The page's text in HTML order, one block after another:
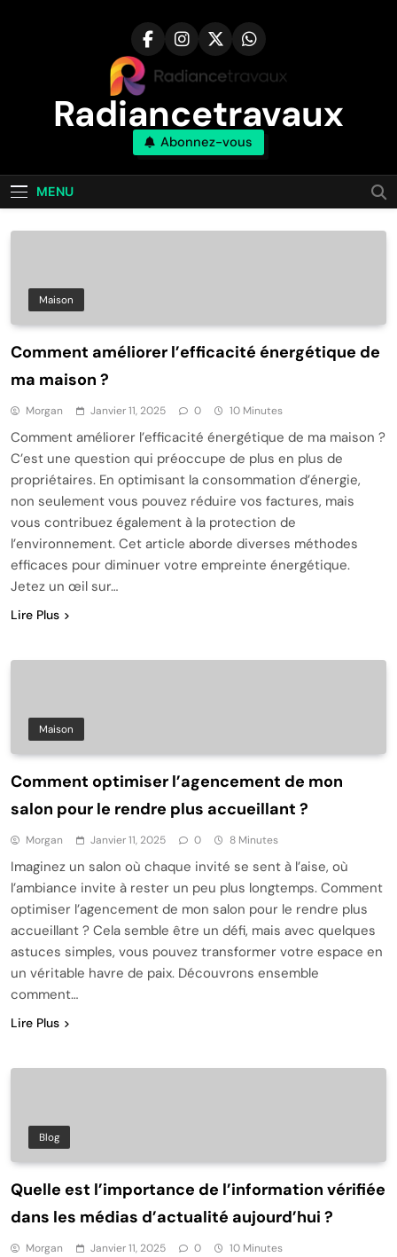
Radiancetravaux
Transformez Votre Maison Naturellement
Abonnez-vous
MENU
Maison
Comment améliorer l’efficacité énergétique de
ma maison ?
Morgan Janvier 11, 2025 0 10 Minutes
Comment améliorer l’efficacité énergétique de ma maison ?
C’est une question qui préoccupe de plus en plus de
propriétaires. En optimisant la consommation d’énergie,
non seulement vous pouvez réduire vos factures, mais
vous contribuez également à la protection de
l’environnement. Cet article aborde diverses méthodes
efficaces pour diminuer votre empreinte énergétique.
Jetez un œil sur…
Lire Plus
Maison
Comment optimiser l’agencement de mon
salon pour le rendre plus accueillant ?
Morgan Janvier 11, 2025 0 8 Minutes
Imaginez un salon où chaque invité se sent à l’aise, où
l’ambiance invite à rester un peu plus longtemps. Comment
optimiser l’agencement de mon salon pour le rendre plus
accueillant ? Cela semble être un défi, mais avec quelques
astuces simples, vous pouvez transformer votre espace en
un véritable havre de paix. Découvrons ensemble
comment…
Lire Plus
Blog
Quelle est l’importance de l’information vérifiée
dans les médias d’actualité aujourd’hui ?
Morgan Janvier 11, 2025 0 10 Minutes